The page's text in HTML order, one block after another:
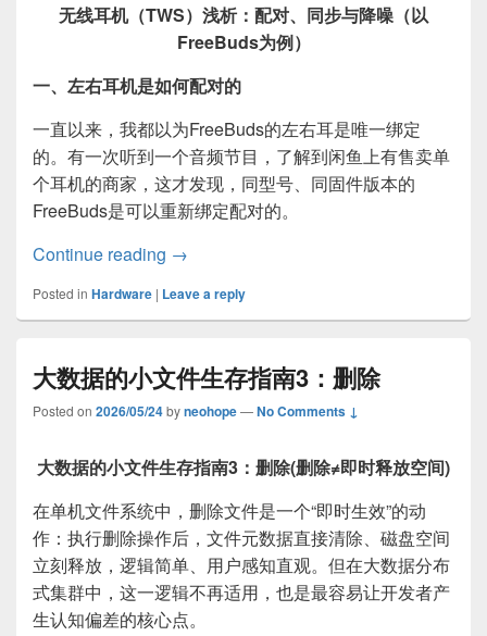
无线耳机（TWS）浅析：配对、同步与降噪（以
FreeBuds为例）
一、左右耳机是如何配对的
一直以来，我都以为FreeBuds的左右耳是唯一绑定
的。有一次听到一个音频节目，了解到闲鱼上有售卖单
个耳机的商家，这才发现，同型号、同固件版本的
FreeBuds是可以重新绑定配对的。
Continue reading 无线耳机（TWS）浅析：配对、同步与
→
Posted in Hardware | Leave a reply
大数据的小文件生存指南3：删除
Posted on 2026/05/24byneohope—No Comments ↓
大数据的小文件生存指南3：删除(删除≠即时释放空间)
在单机文件系统中，删除文件是一个“即时生效”的动
作：执行删除操作后，文件元数据直接清除、磁盘空间
立刻释放，逻辑简单、用户感知直观。但在大数据分布
式集群中，这一逻辑不再适用，也是最容易让开发者产
生认知偏差的核心点。